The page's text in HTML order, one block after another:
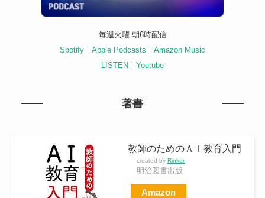
毎週火曜 朝6時配信
Spotify ｜ Apple Podcasts ｜ Amazon Music
LISTEN ｜ Youtube
著書
教師のためのＡＩ教育入門
created by Rinker
明治図書出版
Amazon